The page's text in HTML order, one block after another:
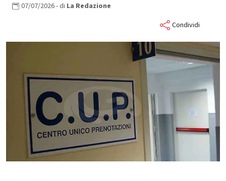
07/07/2026- di La Redazione
Condividi